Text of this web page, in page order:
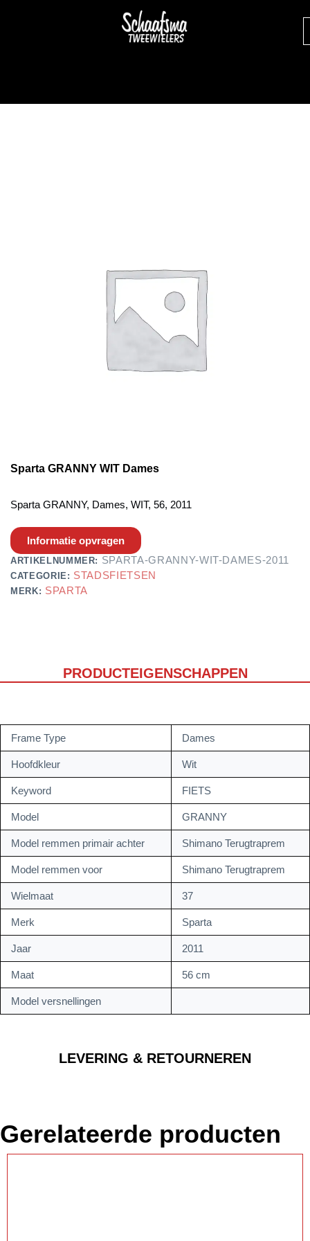
Sparta GRANNY WIT Dames
Sparta GRANNY, Dames, WIT, 56, 2011
Informatie opvragen
ARTIKELNUMMER: SPARTA-GRANNY-WIT-DAMES-2011
CATEGORIE: STADSFIETSEN
MERK: SPARTA
PRODUCTEIGENSCHAPPEN
LEVERING & RETOURNEREN
Frame Type Dames
Hoofdkleur Wit
Keyword FIETS
Model GRANNY
Model remmen primair achter Shimano Terugtraprem
Model remmen voor Shimano Terugtraprem
Wielmaat 37
Merk Sparta
Jaar 2011
Maat 56 cm
Model versnellingen
Gerelateerde producten